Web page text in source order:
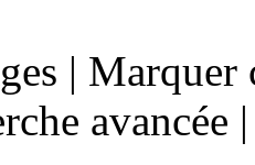
| Marquer
avancée